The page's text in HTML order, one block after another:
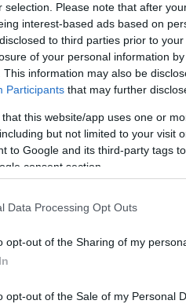
selection. Please note that after
interest-based ads based on
to third parties prior to
of your personal information
This information may also be
Participants that may further
that this website/app uses one or
but not limited to your visit
to Google and its third-party tags
consent section.
Data Processing Opt Outs
opt-out of the Sharing of my
opt-out of the Sale of my Personal
egyszerre lehet a
is.
forrásként a Google Keresőben!
ahúsos som (Cornus
ám rendkívül hosszú
még lombfakadás előtt,
termést hozó fajták is, amelyeket
éretten, puhán nyersen is
Kemény és rugalmas fája